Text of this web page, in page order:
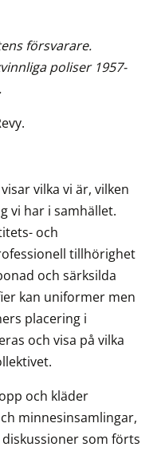
försvarare.
poliser 1957-
vilka vi är, vilken
vi har i samhället.
och
tillhörighet
och särksilda
kan uniformer men
placering i
och visa på vilka
och kläder
minnesinsamlingar,
som förts